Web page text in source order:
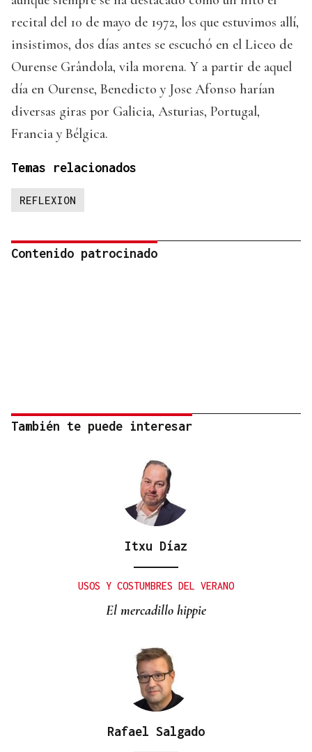
recital del 10 de mayo de 1972, los que estuvimos allí,
insistimos, dos días antes se escuchó en el Liceo de
Ourense Grândola, vila morena. Y a partir de aquel
día en Ourense, Benedicto y Jose Afonso harían
diversas giras por Galicia, Asturias, Portugal,
Francia y Bélgica.
Temas relacionados
REFLEXION
Contenido patrocinado
También te puede interesar
Itxu Díaz
USOS Y COSTUMBRES DEL VERANO
El mercadillo hippie
Rafael Salgado